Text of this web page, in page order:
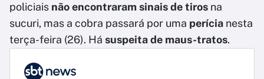
policiais não encontraram sinais de tiros na
sucuri, mas a cobra passará por uma perícia nesta
terça-feira (26). Há suspeita de maus-tratos.